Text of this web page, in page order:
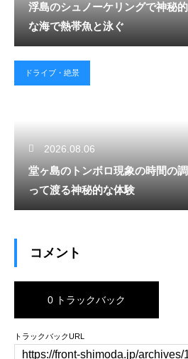
浮島のシュノーケリングで神秘
な海で熱帯魚と泳ぐ
ドライブ・絶景
2026.08.06
堂ヶ島のトンボロ現象の時間の
って渡る神秘的な体験
コメント
0 トラックバック
トラックバックURL